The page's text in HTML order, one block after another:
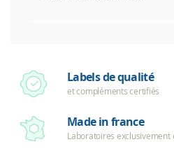
Labels de qualité
et compléments certifiés
Made in france
Laboratoires exclusivement